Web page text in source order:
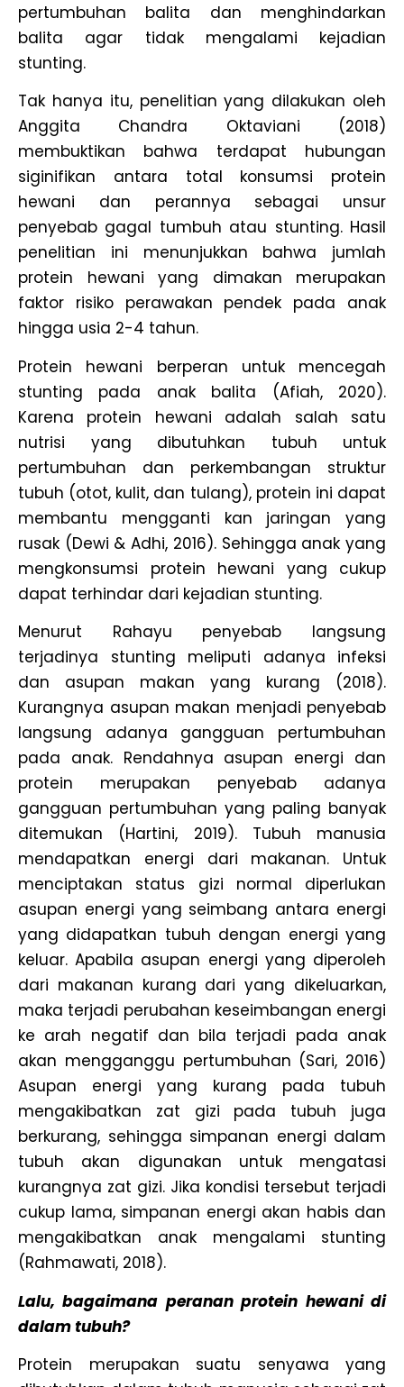
pertumbuhan balita dan menghindarkan
balita agar tidak mengalami kejadian
stunting.
Tak hanya itu, penelitian yang dilakukan oleh
Anggita Chandra Oktaviani (2018)
membuktikan bahwa terdapat hubungan
siginifikan antara total konsumsi protein
hewani dan perannya sebagai unsur
penyebab gagal tumbuh atau stunting. Hasil
penelitian ini menunjukkan bahwa jumlah
protein hewani yang dimakan merupakan
faktor risiko perawakan pendek pada anak
hingga usia 2-4 tahun.
Protein hewani berperan untuk mencegah
stunting pada anak balita (Afiah, 2020).
Karena protein hewani adalah salah satu
nutrisi yang dibutuhkan tubuh untuk
pertumbuhan dan perkembangan struktur
tubuh (otot, kulit, dan tulang), protein ini dapat
membantu mengganti kan jaringan yang
rusak (Dewi & Adhi, 2016). Sehingga anak yang
mengkonsumsi protein hewani yang cukup
dapat terhindar dari kejadian stunting.
Menurut Rahayu penyebab langsung
terjadinya stunting meliputi adanya infeksi
dan asupan makan yang kurang (2018).
Kurangnya asupan makan menjadi penyebab
langsung adanya gangguan pertumbuhan
pada anak. Rendahnya asupan energi dan
protein merupakan penyebab adanya
gangguan pertumbuhan yang paling banyak
ditemukan (Hartini, 2019). Tubuh manusia
mendapatkan energi dari makanan. Untuk
menciptakan status gizi normal diperlukan
asupan energi yang seimbang antara energi
yang didapatkan tubuh dengan energi yang
keluar. Apabila asupan energi yang diperoleh
dari makanan kurang dari yang dikeluarkan,
maka terjadi perubahan keseimbangan energi
ke arah negatif dan bila terjadi pada anak
akan mengganggu pertumbuhan (Sari, 2016)
Asupan energi yang kurang pada tubuh
mengakibatkan zat gizi pada tubuh juga
berkurang, sehingga simpanan energi dalam
tubuh akan digunakan untuk mengatasi
kurangnya zat gizi. Jika kondisi tersebut terjadi
cukup lama, simpanan energi akan habis dan
mengakibatkan anak mengalami stunting
(Rahmawati, 2018).
Lalu, bagaimana peranan protein hewani di
dalam tubuh?
Protein merupakan suatu senyawa yang